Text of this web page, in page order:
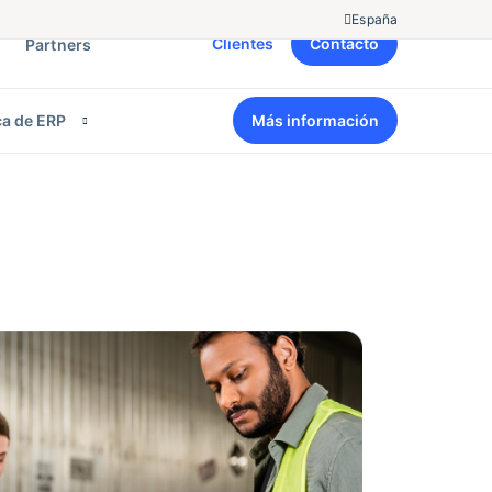
España
Partners Clientes Contacto
de ERP Más información